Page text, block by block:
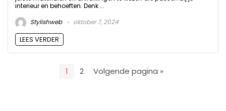
interieur en behoeften. Denk ...
Stylishweb
oktober 7, 2024
LEES VERDER
1 2 Volgende pagina »